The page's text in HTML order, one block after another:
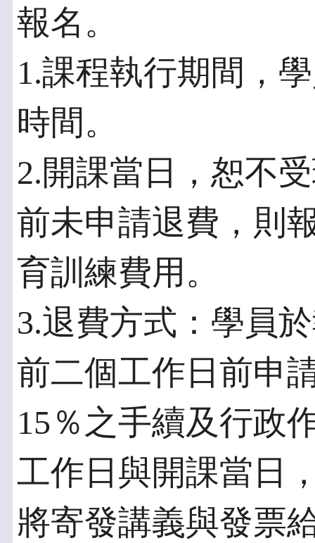
報名。
1.課程執行期間，
時間。
2.開課當日，恕不
前未申請退費，則
育訓練費用。
3.退費方式：學員
前二個工作日前申
15％之手續及行政
工作日與開課當日
將寄發講義與發票